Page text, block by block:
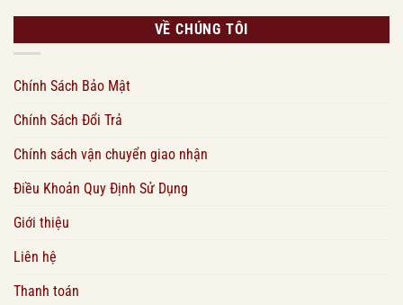
VỀ CHÚNG TÔI
Chính Sách Bảo Mật
Chính Sách Đổi Trả
Chính sách vận chuyển giao nhận
Điều Khoản Quy Định Sử Dụng
Giới thiệu
Liên hệ
Thanh toán